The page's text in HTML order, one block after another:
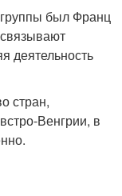
был Франц
деятельность
стран,
Венгрии, в